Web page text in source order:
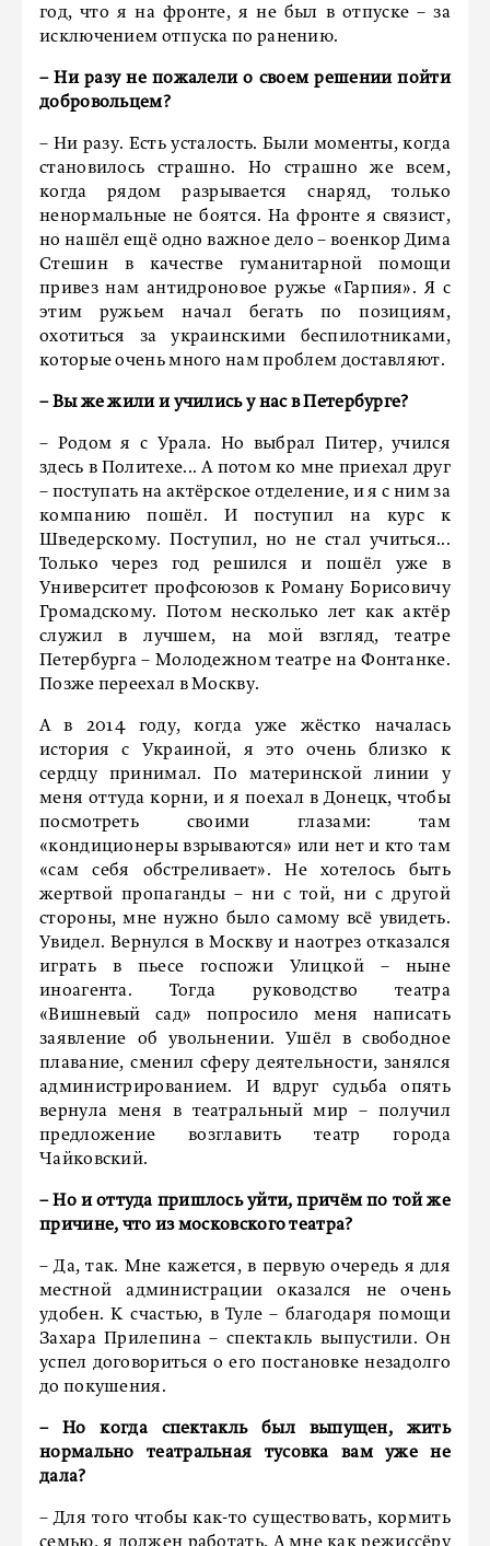
год, что я на фронте, я не был в отпуске – за
исключением отпуска по ранению.
– Ни разу не пожалели о своем решении пойти
добровольцем?
– Ни разу. Есть усталость. Были моменты, когда
становилось страшно. Но страшно же всем,
когда рядом разрывается снаряд, только
ненормальные не боятся. На фронте я связист,
но нашёл ещё одно важное дело – военкор Дима
Стешин в качестве гуманитарной помощи
привез нам антидроновое ружье «Гарпия». Я с
этим ружьем начал бегать по позициям,
охотиться за украинскими беспилотниками,
которые очень много нам проблем доставляют.
– Вы же жили и учились у нас в Петербурге?
– Родом я с Урала. Но выбрал Питер, учился
здесь в Политехе... А потом ко мне приехал друг
– поступать на актёрское отделение, и я с ним за
компанию пошёл. И поступил на курс к
Шведерскому. Поступил, но не стал учиться...
Только через год решился и пошёл уже в
Университет профсоюзов к Роману Борисовичу
Громадскому. Потом несколько лет как актёр
служил в лучшем, на мой взгляд, театре
Петербурга – Молодежном театре на Фонтанке.
Позже переехал в Москву.
А в 2014 году, когда уже жёстко началась
история с Украиной, я это очень близко к
сердцу принимал. По материнской линии у
меня оттуда корни, и я поехал в Донецк, чтобы
посмотреть своими глазами: там
«кондиционеры взрываются» или нет и кто там
«сам себя обстреливает». Не хотелось быть
жертвой пропаганды – ни с той, ни с другой
стороны, мне нужно было самому всё увидеть.
Увидел. Вернулся в Москву и наотрез отказался
играть в пьесе госпожи Улицкой – ныне
иноагента. Тогда руководство театра
«Вишневый сад» попросило меня написать
заявление об увольнении. Ушёл в свободное
плавание, сменил сферу деятельности, занялся
администрированием. И вдруг судьба опять
вернула меня в театральный мир – получил
предложение возглавить театр города
Чайковский.
– Но и оттуда пришлось уйти, причём по той же
причине, что из московского театра?
– Да, так. Мне кажется, в первую очередь я для
местной администрации оказался не очень
удобен. К счастью, в Туле – благодаря помощи
Захара Прилепина – спектакль выпустили. Он
успел договориться о его постановке незадолго
до покушения.
– Но когда спектакль был выпущен, жить
нормально театральная тусовка вам уже не
дала?
– Для того чтобы как-то существовать, кормить